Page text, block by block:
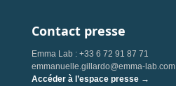
Contact presse
Emma Lab : +33 6 72 91 87 71
emmanuelle.gillardo@emma-lab.com
Accéder à l’espace presse →